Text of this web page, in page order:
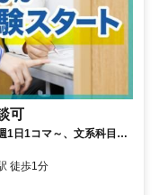
可
日1コマ～、文系科目を
徒歩1分